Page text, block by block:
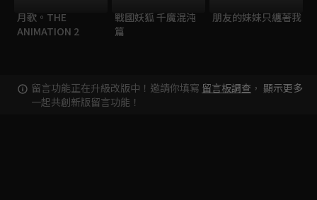
月歌。THE
ANIMATION 2
戰國妖狐 千魔混沌
篇
朋友的妹妹只纏著我
留言功能正在升級改版中！邀請你填寫 留言板調查 ，
一起共創新版留言功能！
顯示更多